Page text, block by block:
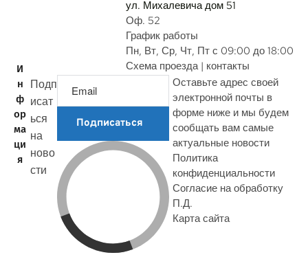
ул. Михалевича дом 51
Оф. 52
График работы
Пн, Вт, Ср, Чт, Пт с 09:00 до 18:00
Схема проезда | контакты
И
н
ф
ор
ма
ци
я
Подп
исат
ься
на
ново
сти
Подписаться
Оставьте адрес своей
электронной почты в
форме ниже и мы будем
сообщать вам самые
актуальные новости
Политика
конфиденциальности
Согласие на обработку
П.Д.
Карта сайта